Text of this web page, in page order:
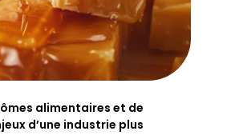
alimentaires et de
d’une industrie plus